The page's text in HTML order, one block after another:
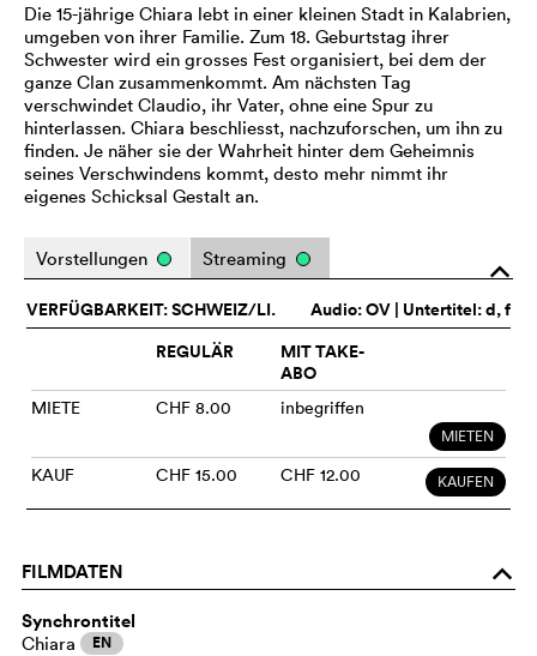
Die 15-jährige Chiara lebt in einer kleinen Stadt in Kalabrien,
umgeben von ihrer Familie. Zum 18. Geburtstag ihrer
Schwester wird ein grosses Fest organisiert, bei dem der
ganze Clan zusammenkommt. Am nächsten Tag
verschwindet Claudio, ihr Vater, ohne eine Spur zu
hinterlassen. Chiara beschliesst, nachzuforschen, um ihn zu
finden. Je näher sie der Wahrheit hinter dem Geheimnis
seines Verschwindens kommt, desto mehr nimmt ihr
eigenes Schicksal Gestalt an.
o
Vorstellungen Streaming
Audio:OV | Untertitel: d, f
VERFÜGBARKEIT: SCHWEIZ/LI.
REGULÄR
MIT TAKE-
ABO
MIETE CHF 8.00 inbegriffen
MIETEN
KAUF CHF 15.00 CHF 12.00 KAUFEN
FILMDATEN o
Synchrontitel
Chiara EN